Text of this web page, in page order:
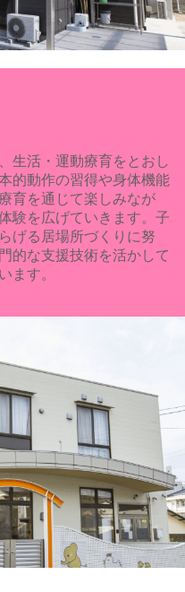
生活・運動療育をとおし
的動作の習得や身体機能
育を通じて楽しみなが
験を広げていきます。子
げる居場所づくりに努
的な支援技術を活かして
ます。